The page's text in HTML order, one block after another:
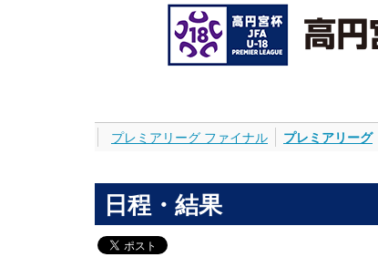
プレミアリーグ ファイナル プレミアリーグ
日程・結果